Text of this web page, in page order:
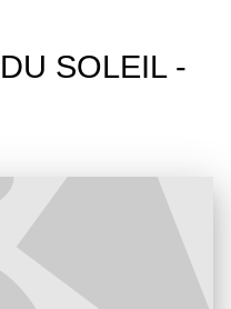
SOLEIL -